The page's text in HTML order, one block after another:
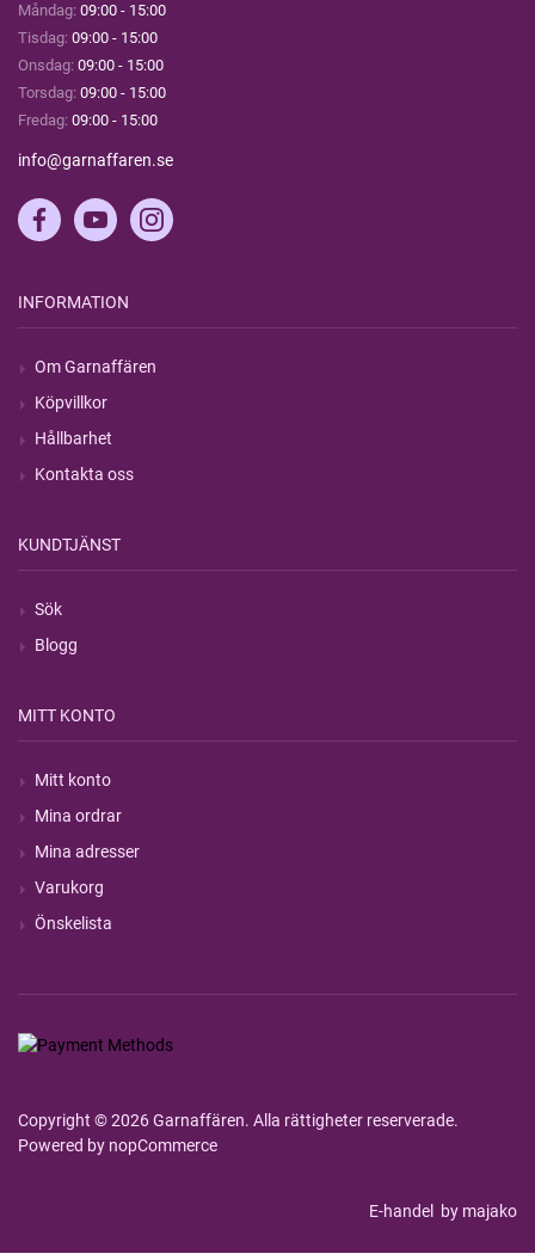
Måndag: 09:00 - 15:00
Tisdag: 09:00 - 15:00
Onsdag: 09:00 - 15:00
Torsdag: 09:00 - 15:00
Fredag: 09:00 - 15:00
info@garnaffaren.se
INFORMATION
Om Garnaffären
Köpvillkor
Hållbarhet
Kontakta oss
KUNDTJÄNST
Sök
Blogg
MITT KONTO
Mitt konto
Mina ordrar
Mina adresser
Varukorg
Önskelista
Copyright © 2026 Garnaffären. Alla rättigheter reserverade.
Powered by nopCommerce
E-handel by majako